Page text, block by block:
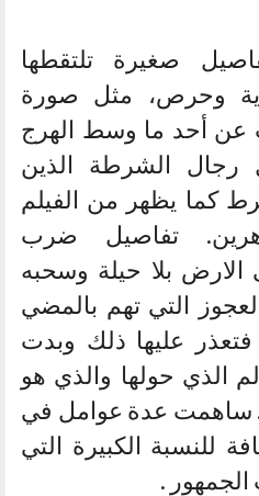
صغيرة تلتقطها
وحرص، مثل صورة
عن أحد ما وسط الهرج
الشرطة الذين
كما يظهر من الفيلم
تفاصيل ضرب
الارض بلا حيلة وسحبه
التي تهم بالمضي
عليها ذلك وبدت
الذي حولها والذي هو
ساهمت عدة عوامل في
للنسبة الكبيرة التي
.